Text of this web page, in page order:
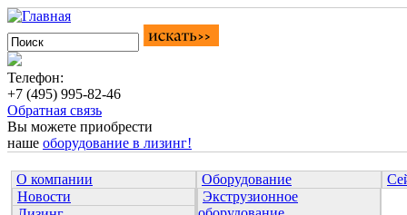
Телефон:
+7 (495) 995-82-46
Обратная связь
Вы можете приобрести
наше оборудование в лизинг!
О компании
Новости
Оборудование
Экструзионное